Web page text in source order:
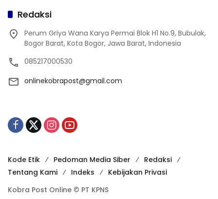
Redaksi
Perum Griya Wana Karya Permai Blok H1 No.9, Bubulak,
Bogor Barat, Kota Bogor, Jawa Barat, Indonesia
085217000530
onlinekobrapost@gmail.com
Kode Etik Pedoman Media Siber
Redaksi
Tentang Kami
Indeks
Kebijakan Privasi
Kobra Post Online © PT KPNS